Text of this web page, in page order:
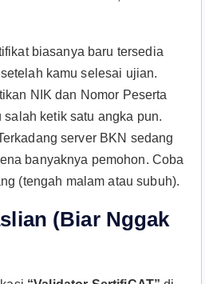
biasanya baru tersedia
setelah kamu selesai ujian.
NIK dan Nomor Peserta
salah ketik satu angka pun.
server BKN sedang
banyaknya pemohon. Coba
(tengah malam atau subuh).
(Biar Nggak